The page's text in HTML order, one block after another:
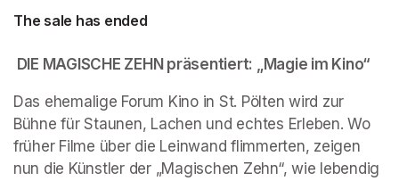
The sale has ended
DIE MAGISCHE ZEHN präsentiert: „Magie im Kino“
Das ehemalige Forum Kino in St. Pölten wird zur
Bühne für Staunen, Lachen und echtes Erleben. Wo
früher Filme über die Leinwand flimmerten, zeigen
nun die Künstler der „Magischen Zehn“, wie lebendig